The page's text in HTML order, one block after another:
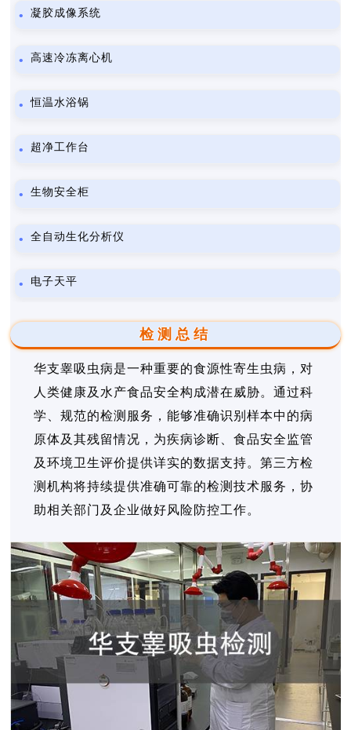
凝胶成像系统
高速冷冻离心机
恒温水浴锅
超净工作台
生物安全柜
全自动生化分析仪
电子天平
检测总结
华支睾吸虫病是一种重要的食源性寄生虫病，对
人类健康及水产食品安全构成潜在威胁。通过科
学、规范的检测服务，能够准确识别样本中的病
原体及其残留情况，为疾病诊断、食品安全监管
及环境卫生评价提供详实的数据支持。第三方检
测机构将持续提供准确可靠的检测技术服务，协
助相关部门及企业做好风险防控工作。